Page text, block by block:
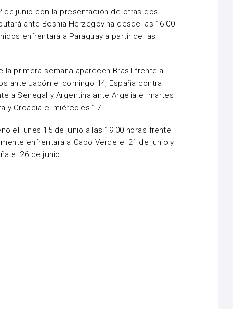
de junio con la presentación de otras dos
ante Bosnia-Herzegovina desde las 16:00
enfrentará a Paraguay a partir de las
primera semana aparecen Brasil frente a
ante Japón el domingo 14, España contra
a Senegal y Argentina ante Argelia el martes
y Croacia el miércoles 17.
el lunes 15 de junio a las 19:00 horas frente
enfrentará a Cabo Verde el 21 de junio y
el 26 de junio.